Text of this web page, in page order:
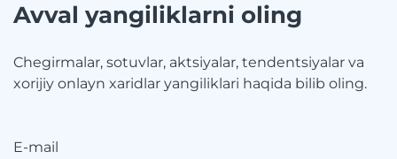
Avval yangiliklarni oling
Chegirmalar, sotuvlar, aktsiyalar, tendentsiyalar va
xorijiy onlayn xaridlar yangiliklari haqida bilib oling.
E-mail